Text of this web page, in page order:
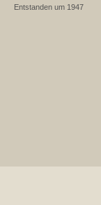
Entstanden um 1947